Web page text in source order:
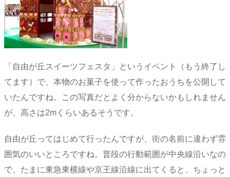
「自由が丘スイーツフェスタ」というイベント（もう終了し
てます）で、本物のお菓子を使って作ったおうちを公開して
いたんですね。この写真だとよく分からないかもしれません
が、高さは2mくらいあるそうです。
自由が丘ってはじめて行ったんですが、街の名前に違わず雰
囲気のいいところですね。普段の行動範囲が中央線沿いなの
で、たまに東急東横線や京王線沿線に出てくると、ちょっと